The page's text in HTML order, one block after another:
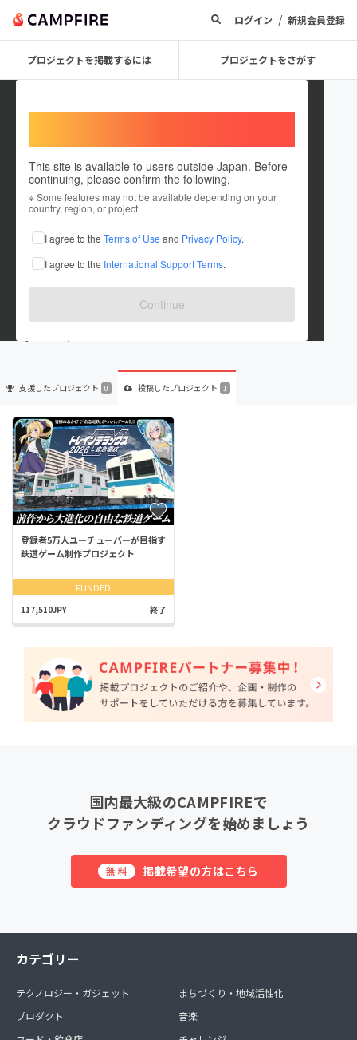
ログイン / 新規会員登録
プロジェクトを掲載するには プロジェクトをさがす
This site is available to users outside Japan. Before
continuing, please confirm the following.
※ Some features may not be available depending on your
country, region, or project.
I agree to the Terms of Use and Privacy Policy.
I agree to the International Support Terms.
Continue
MFC STUDIO
これまでに1件のプロジェクトを投稿しています
在住国：日本 現在地：未設定
出身国：日本 出身地：未設定
支援したプロジェクト 0 投稿したプロジェクト 1
登録者5万人ユーチューバーが目指す
鉄道ゲーム制作プロジェクト
FUNDED
117,510JPY 終了
国内最大級のCAMPFIREで
クラウドファンディングを始めましょう
無料 掲載希望の方はこちら
カテゴリー
テクノロジー・ガジェット
プロダクト
まちづくり・地域活性化
音楽